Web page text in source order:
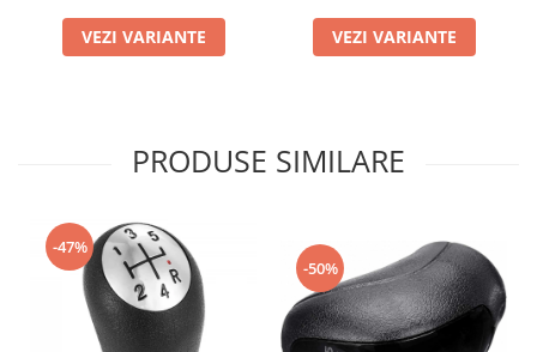
VEZI VARIANTE VEZI VARIANTE
PRODUSE SIMILARE
-47%
-50%